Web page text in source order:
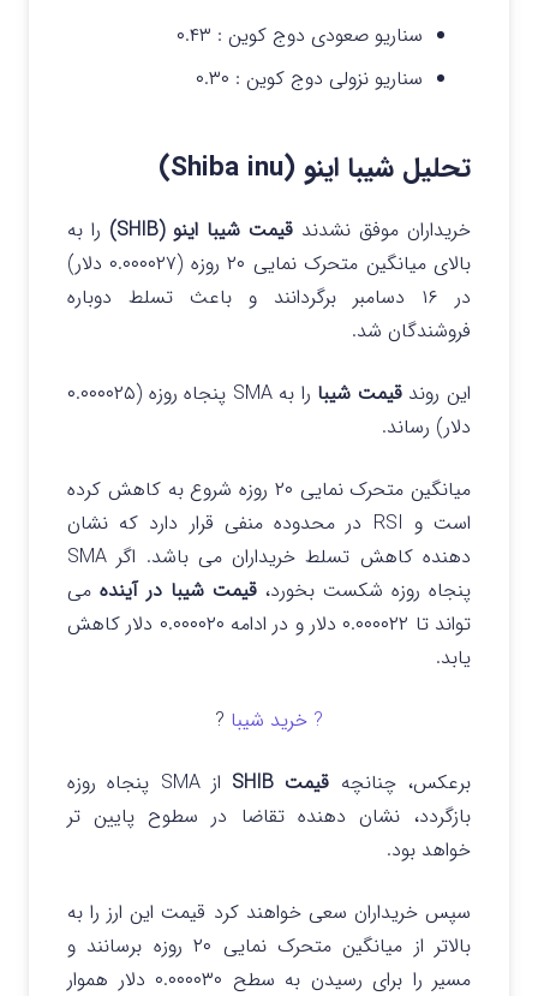
سناریو صعودی دوج کوین : ۰.۴۳
سناریو نزولی دوج کوین : ۰.۳۰
تحلیل شیبا اینو (Shiba inu)
خریداران موفق نشدند قیمت شیبا اینو (SHIB)
را به
بالای میانگین متحرک نمایی ۲۰ روزه (۰.۰۰۰۰۲۷ دلار)
در ۱۶ دسامبر برگردانند و باعث تسلط دوباره
فروشندگان شد.
این روند قیمت شیبا
را به SMA پنجاه روزه (۰.۰۰۰۰۲۵
دلار) رساند.
میانگین متحرک نمایی ۲۰ روزه شروع به کاهش کرده
است و RSI در محدوده منفی قرار دارد که نشان
دهنده کاهش تسلط خریداران می باشد. اگر SMA
پنجاه روزه شکست بخورد،قیمت شیبا در آینده می
تواند تا ۰.۰۰۰۰۲۲ دلار و در ادامه ۰.۰۰۰۰۲۰ دلار کاهش
یابد.
? خرید شیبا ?
برعکس، چنانچه قیمت SHIB
از SMA پنجاه روزه
بازگردد، نشان دهنده تقاضا در سطوح پایین تر
خواهد بود.
سپس خریداران سعی خواهند کرد قیمت این ارز را به
بالاتر از میانگین متحرک نمایی ۲۰ روزه برسانند و
مسیر را برای رسیدن به سطح ۰.۰۰۰۰۳۰ دلار هموار